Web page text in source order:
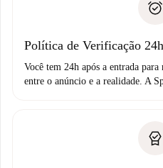
Débito direto bancário
não comunicar nenhum
Política de Verificação 24h
Você tem 24h após a entrada
entre o anúncio e a realidade. A